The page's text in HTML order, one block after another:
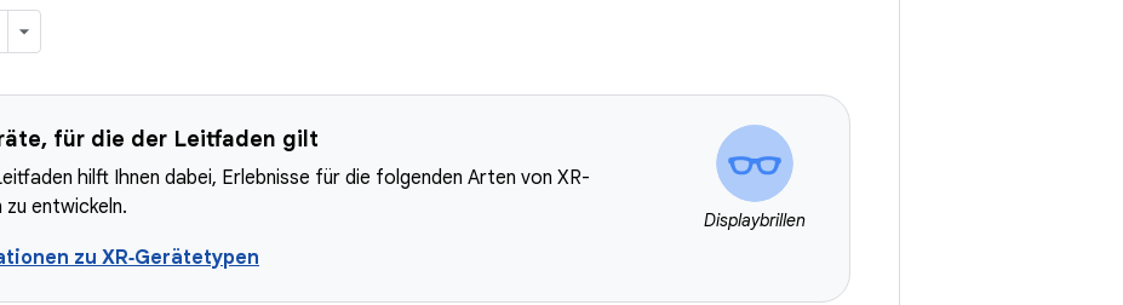
für die der Leitfaden gilt
hilft Ihnen dabei, Erlebnisse für die folgenden Arten von XR-
entwickeln.
zu XR‑Gerätetypen
Displaybrillen